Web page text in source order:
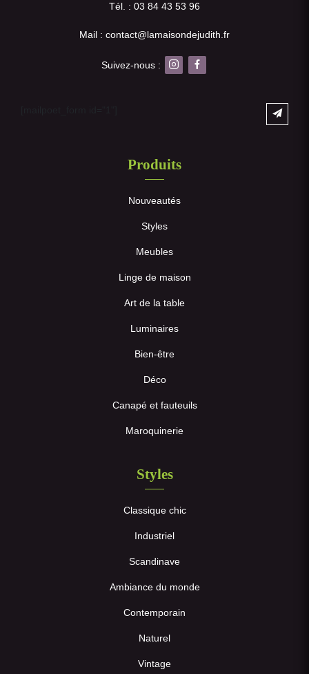
Tél. : 03 84 43 53 96
Mail : contact@lamaisondejudith.fr
Suivez-nous :
Produits
Nouveautés
Styles
Meubles
Linge de maison
Art de la table
Luminaires
Bien-être
Déco
Canapé et fauteuils
Maroquinerie
Styles
Classique chic
Industriel
Scandinave
Ambiance du monde
Contemporain
Naturel
Vintage